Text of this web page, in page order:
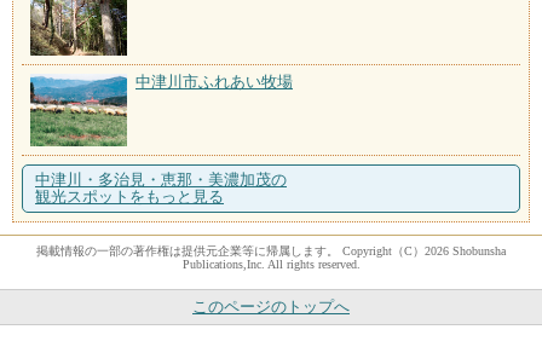
中津川市ふれあい牧場
中津川・多治見・恵那・美濃加茂の
観光スポットをもっと見る
掲載情報の一部の著作権は提供元企業等に帰属します。 Copyright（C）2026 Shobunsha
Publications,Inc. All rights reserved.
このページのトップへ